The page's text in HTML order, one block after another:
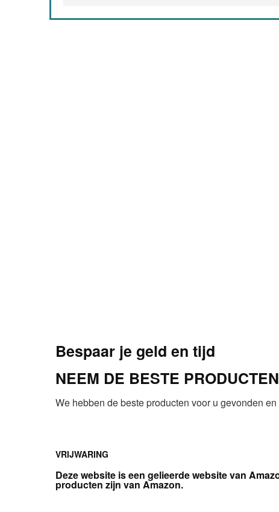
Bespaar je geld en tijd
NEEM DE BESTE
We hebben de beste producten voor u gevonden
VRIJWARING
Deze website is een gelieerde website van
producten zijn van Amazon.